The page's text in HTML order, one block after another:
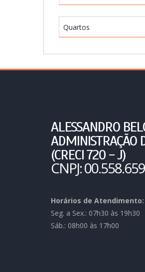
Quartos
ALESSANDRO
ADMINISTRAÇÃO
(CRECI 720 - J)
CNPJ:
Horários de Atendimento:
Seg. a Sex.: 07h30 às 19h30
Sáb.: 08h00 às 17h00